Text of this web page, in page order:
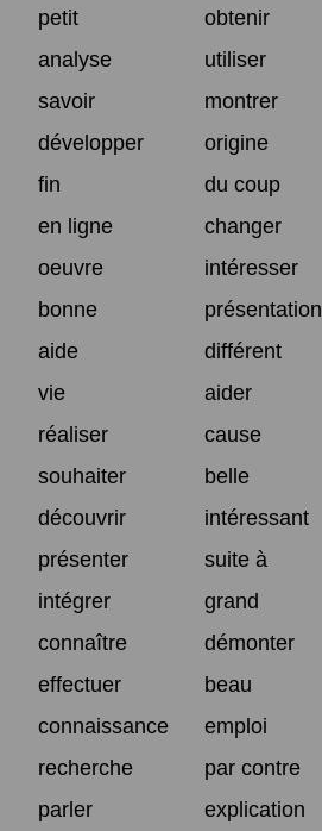
petit
obtenir
analyse
utiliser
savoir
montrer
développer
origine
fin
du coup
en ligne
changer
oeuvre
intéresser
bonne
présentation
aide
différent
vie
aider
réaliser
cause
souhaiter
belle
découvrir
intéressant
présenter
suite à
intégrer
grand
connaître
démonter
effectuer
beau
connaissance
emploi
recherche
par contre
parler
explication